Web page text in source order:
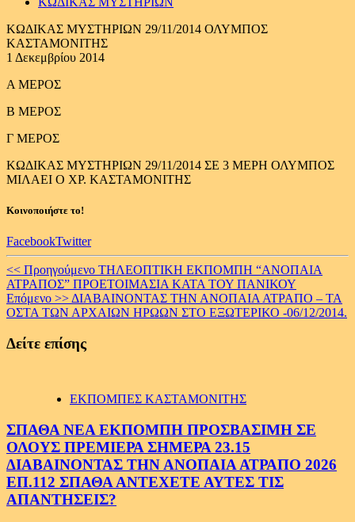
ΚΩΔΙΚΑΣ ΜΥΣΤΗΡΙΩΝ 29/11/2014 ΟΛΥΜΠΟΣ
ΚΑΣΤΑΜΟΝΙΤΗΣ
1 Δεκεμβρίου 2014
Α ΜΕΡΟΣ
Β ΜΕΡΟΣ
Γ ΜΕΡΟΣ
ΚΩΔΙΚΑΣ ΜΥΣΤΗΡΙΩΝ 29/11/2014 ΣΕ 3 ΜΕΡΗ ΟΛΥΜΠΟΣ
ΜΙΛΑΕΙ Ο ΧΡ. ΚΑΣΤΑΜΟΝΙΤΗΣ
Κοινοποιήστε το!
FacebookTwitter
Continue
Reading
<< Προηγούμενο ΤΗΛΕΟΠΤΙΚΗ ΕΚΠΟΜΠΗ “ΑΝΟΠΑΙΑ
ΑΤΡΑΠΟΣ” ΠΡΟΕΤΟΙΜΑΣΙΑ ΚΑΤΑ ΤΟΥ ΠΑΝΙΚΟΥ
Επόμενο >> ΔΙΑΒΑΙΝΟΝΤΑΣ ΤΗΝ ΑΝΟΠΑΙΑ ΑΤΡΑΠΟ – ΤΑ
ΟΣΤΑ ΤΩΝ ΑΡΧΑΙΩΝ ΗΡΩΩΝ ΣΤΟ ΕΞΩΤΕΡΙΚΟ -06/12/2014.
Δείτε επίσης
ΕΚΠΟΜΠΕΣ ΚΑΣΤΑΜΟΝΙΤΗΣ
ΣΠΑΘΑ ΝΕΑ ΕΚΠΟΜΠΗ ΠΡΟΣΒΑΣΙΜΗ ΣΕ
ΟΛΟΥΣ ΠΡΕΜΙΕΡΑ ΣΗΜΕΡΑ 23.15
ΔΙΑΒΑΙΝΟΝΤΑΣ ΤΗΝ ΑΝΟΠΑΙΑ ΑΤΡΑΠΟ 2026
ΕΠ.112 ΣΠΑΘΑ ΑΝΤΕΧΕΤΕ ΑΥΤΕΣ ΤΙΣ
ΑΠΑΝΤΗΣΕΙΣ?